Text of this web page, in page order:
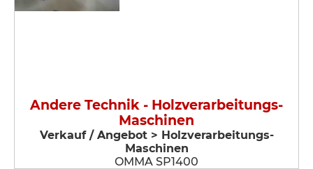
Andere Technik - Holzverarbeitungs-
Maschinen
Verkauf / Angebot > Holzverarbeitungs-
Maschinen
OMMA SP1400